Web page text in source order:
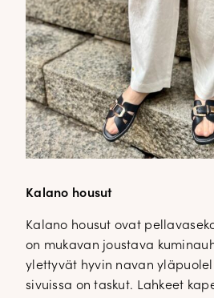
Kalano housut
Kalano housut ovat
on mukavan joustava
ylettyvät hyvin navan
sivuissa on taskut. Lahkeet